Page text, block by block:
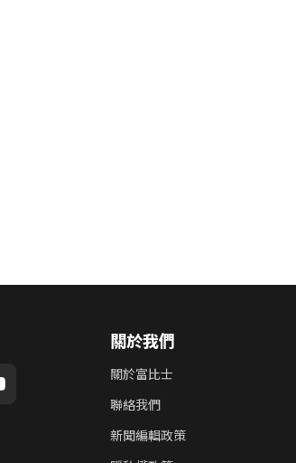
關於我們
關於富比士
聯絡我們
新聞編輯政策